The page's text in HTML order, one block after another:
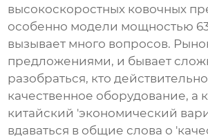
высокоскоростных ковочных
особенно модели мощностью
вызывает много вопросов.
предложениями, и бывает
разобраться, кто
качественное оборудование, а
китайский 'экономический
вдаваться в общие слова о